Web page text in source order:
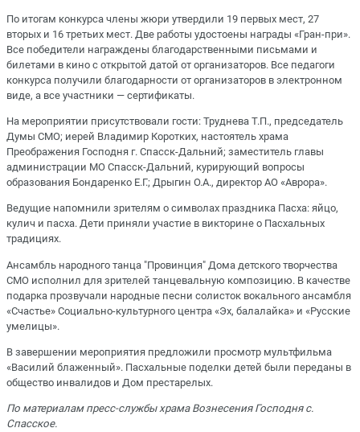
По итогам конкурса члены жюри утвердили 19 первых мест, 27
вторых и 16 третьих мест. Две работы удостоены награды «Гран-при».
Все победители награждены благодарственными письмами и
билетами в кино с открытой датой от организаторов. Все педагоги
конкурса получили благодарности от организаторов в электронном
виде, а все участники — сертификаты.
На мероприятии присутствовали гости: Труднева Т.П., председатель
Думы СМО; иерей Владимир Коротких, настоятель храма
Преображения Господня г. Спасск-Дальний; заместитель главы
администрации МО Спасск-Дальний, курирующий вопросы
образования Бондаренко Е.Г.; Дрыгин О.А., директор АО «Аврора».
Ведущие напомнили зрителям о символах праздника Пасха: яйцо,
кулич и пасха. Дети приняли участие в викторине о Пасхальных
традициях.
Ансамбль народного танца "Провинция" Дома детского творчества
СМО исполнил для зрителей танцевальную композицию. В качестве
подарка прозвучали народные песни солисток вокального ансамбля
«Счастье» Социально-культурного центра «Эх, балалайка» и «Русские
умелицы».
В завершении мероприятия предложили просмотр мультфильма
«Василий блаженный». Пасхальные поделки детей были переданы в
общество инвалидов и Дом престарелых.
По материалам пресс-службы храма Вознесения Господня с.
Спасское.